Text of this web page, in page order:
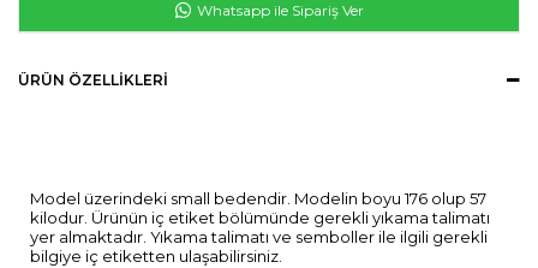
Whatsapp ile Sipariş Ver
ÜRÜN ÖZELLIKLERI
Model üzerindeki small bedendir. Modelin boyu 176 olup 57
kilodur. Ürünün iç etiket bölümünde gerekli yıkama talimatı
yer almaktadır. Yıkama talimatı ve semboller ile ilgili gerekli
bilgiye iç etiketten ulaşabilirsiniz.